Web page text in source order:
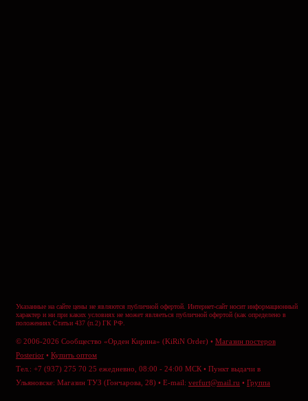
Указанные на сайте цены не являются публичной офертой. Интернет-сайт носит информационный
характер и ни при каких условиях не может являеться публичной офертой (как определено в
положениях Статьи 437 (п.2) ГК РФ.
© 2006-2026 Сообщество «Орден Кирина» (KiRiN Order) • Магазин постеров
Posterior • Купить оптом
Тел.: +7 (937) 275 70 25 ежедневно, 08:00 - 24:00 МСК • Пункт выдачи в
Ульяновске: Магазин ТУЗ (Гончарова, 28) • E-mail: verfurt@mail.ru • Группа